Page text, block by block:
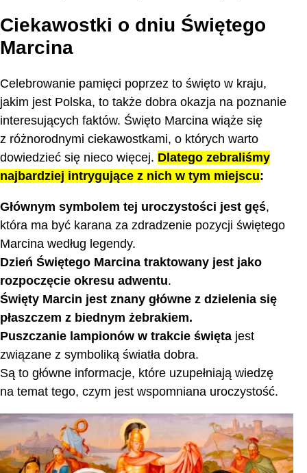
Ciekawostki o dniu Świętego
Marcina
Celebrowanie pamięci poprzez to święto w kraju,
jakim jest Polska, to także dobra okazja na poznanie
interesujących faktów. Święto Marcina wiąże się
z różnorodnymi ciekawostkami, o których warto
dowiedzieć się nieco więcej. Dlatego zebraliśmy
najbardziej intrygujące z nich w tym miejscu:
Głównym symbolem tej uroczystości jest gęś,
która ma być karana za zdradzenie pozycji świętego
Marcina według legendy.
Dzień Świętego Marcina traktowany jest jako
rozpoczęcie okresu adwentu.
Święty Marcin jest znany główne z dzielenia się
płaszczem z biednym żebrakiem.
Puszczanie lampionów w trakcie święta jest
związane z symboliką światła dobra.
Są to główne informacje, które uzupełniają wiedzę
na temat tego, czym jest wspomniana uroczystość.